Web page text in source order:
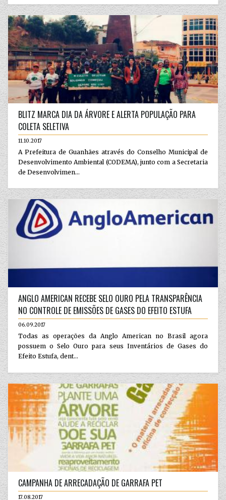
BLITZ MARCA DIA DA ÁRVORE E ALERTA POPULAÇÃO PARA
COLETA SELETIVA
11.10.2017
A Prefeitura de Guanhães através do Conselho Municipal de
Desenvolvimento Ambiental (CODEMA), junto com a Secretaria
de Desenvolvimen...
ANGLO AMERICAN RECEBE SELO OURO PELA TRANSPARÊNCIA
NO CONTROLE DE EMISSÕES DE GASES DO EFEITO ESTUFA
06.09.2017
Todas as operações da Anglo American no Brasil agora
possuem o Selo Ouro para seus Inventários de Gases do
Efeito Estufa, dent...
CAMPANHA DE ARRECADAÇÃO DE GARRAFA PET
17.08.2017